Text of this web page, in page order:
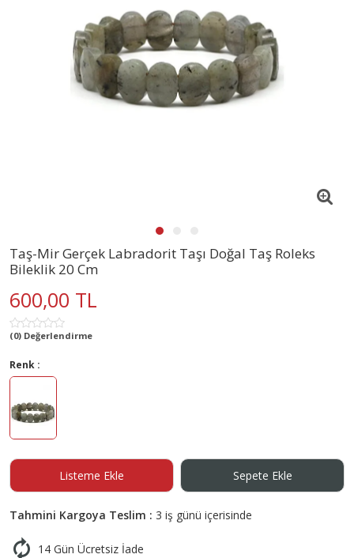
Taş-Mir Gerçek Labradorit Taşı Doğal Taş Roleks
Bileklik 20 Cm
600,00 TL
(0) Değerlendirme
Renk :
Listeme Ekle Sepete Ekle
Tahmini Kargoya Teslim : 3 iş günü içerisinde
14 Gün Ücretsiz İade